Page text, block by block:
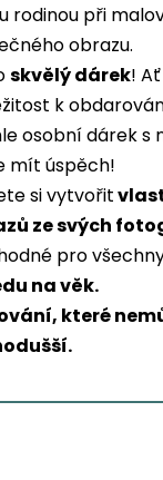
rodinou při
obrazu.
skvělý dárek!
k
osobní dárek s
mít úspěch!
si vytvořit
ze svých
pro
na věk.
které